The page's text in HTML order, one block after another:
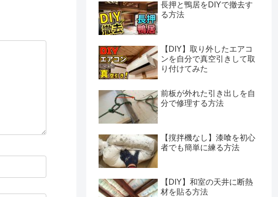
長押と鴨居をDIYで撤去す
る方法
【DIY】取り外したエアコ
ンを自分で真空引きして取
り付けてみた
前板が外れた引き出しを自
分で修理する方法
【撹拌機なし】漆喰を初心
者でも簡単に練る方法
【DIY】和室の天井に断熱
材を貼る方法